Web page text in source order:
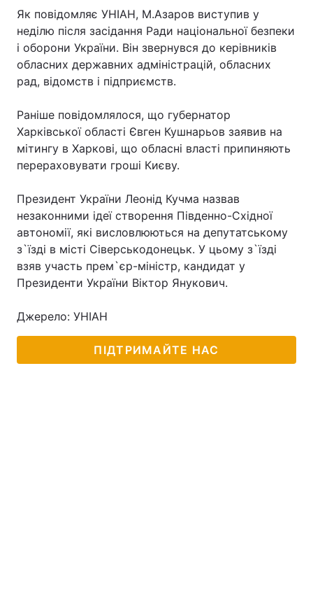
Як повідомляє УНІАН, М.Азаров виступив у
неділю після засідання Ради національної безпеки
і оборони України. Він звернувся до керівників
обласних державних адміністрацій, обласних
рад, відомств і підприємств.
Раніше повідомлялося, що губернатор
Харківської області Євген Кушнарьов заявив на
мітингу в Харкові, що обласні власті припиняють
перераховувати гроші Києву.
Президент України Леонід Кучма назвав
незаконними ідеї створення Південно-Східної
автономії, які висловлюються на депутатському
з`їзді в місті Сіверськодонецьк. У цьому з`їзді
взяв участь прем`єр-міністр, кандидат у
Президенти України Віктор Янукович.
Джерело: УНІАН
ПІДТРИМАЙТЕ НАС